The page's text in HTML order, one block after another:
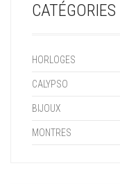
CATÉGORIES
HORLOGES
CALYPSO
BIJOUX
MONTRES